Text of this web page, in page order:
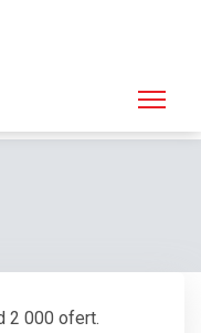
(Supermarket "Kaufland")
2 000 ofert.